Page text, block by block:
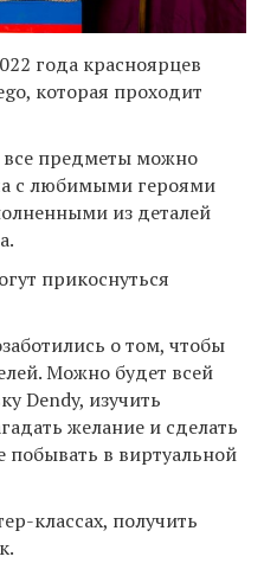
года красноярцев
которая проходит
все предметы можно
с любимыми героями
из деталей
прикоснуться
о том, чтобы
Можно будет всей
Dendy, изучить
желание и сделать
побывать в виртуальной
классах, получить